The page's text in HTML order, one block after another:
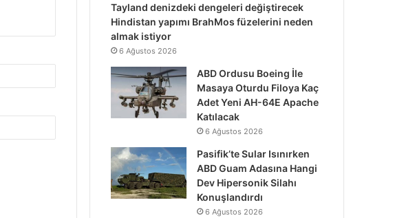
Tayland denizdeki dengeleri değiştirecek
Hindistan yapımı BrahMos füzelerini neden
almak istiyor
6 Ağustos 2026
ABD Ordusu Boeing İle
Masaya Oturdu Filoya Kaç
Adet Yeni AH-64E Apache
Katılacak
6 Ağustos 2026
Pasifik’te Sular Isınırken
ABD Guam Adasına Hangi
Dev Hipersonik Silahı
Konuşlandırdı
6 Ağustos 2026